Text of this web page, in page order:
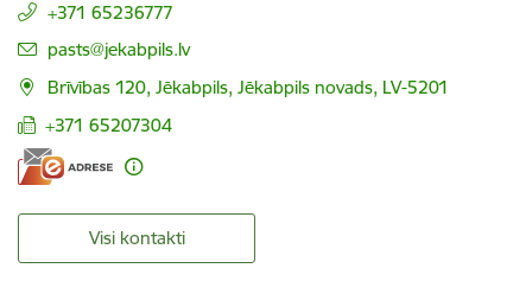
+371 65236777
E-pasts:
pasts@jekabpils.lv
Brīvības 120, Jēkabpils, Jēkabpils novads, LV-5201
+371 65207304
Visi kontakti